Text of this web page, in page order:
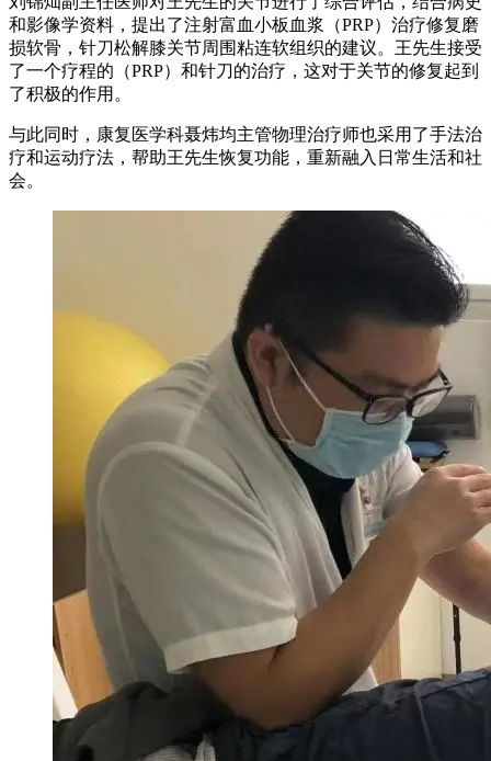
和影像学资料，提出了注射富血小板血浆（PRP）治疗修复磨
损软骨，针刀松解膝关节周围粘连软组织的建议。王先生接受
了一个疗程的（PRP）和针刀的治疗，这对于关节的修复起到
了积极的作用。
与此同时，康复医学科聂炜均主管物理治疗师也采用了手法治
疗和运动疗法，帮助王先生恢复功能，重新融入日常生活和社
会。